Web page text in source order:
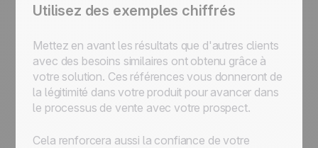
Utilisez des exemples chiffrés
Mettez en avant les résultats que d'autres clients
avec des besoins similaires ont obtenu grâce à
votre solution. Ces références vous donneront de
la légitimité dans votre produit pour avancer dans
le processus de vente avec votre prospect.
Cela renforcera aussi la confiance de votre